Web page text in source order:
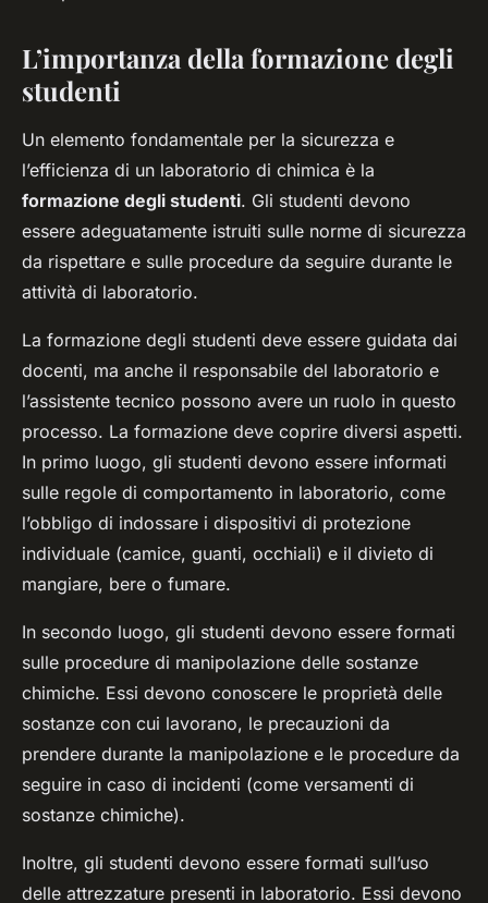
L’importanza della formazione degli
studenti
Un elemento fondamentale per la sicurezza e
l’efficienza di un laboratorio di chimica è la
formazione degli studenti. Gli studenti devono
essere adeguatamente istruiti sulle norme di sicurezza
da rispettare e sulle procedure da seguire durante le
attività di laboratorio.
La formazione degli studenti deve essere guidata dai
docenti, ma anche il responsabile del laboratorio e
l’assistente tecnico possono avere un ruolo in questo
processo. La formazione deve coprire diversi aspetti.
In primo luogo, gli studenti devono essere informati
sulle regole di comportamento in laboratorio, come
l’obbligo di indossare i dispositivi di protezione
individuale (camice, guanti, occhiali) e il divieto di
mangiare, bere o fumare.
In secondo luogo, gli studenti devono essere formati
sulle procedure di manipolazione delle sostanze
chimiche. Essi devono conoscere le proprietà delle
sostanze con cui lavorano, le precauzioni da
prendere durante la manipolazione e le procedure da
seguire in caso di incidenti (come versamenti di
sostanze chimiche).
Inoltre, gli studenti devono essere formati sull’uso
delle attrezzature presenti in laboratorio. Essi devono